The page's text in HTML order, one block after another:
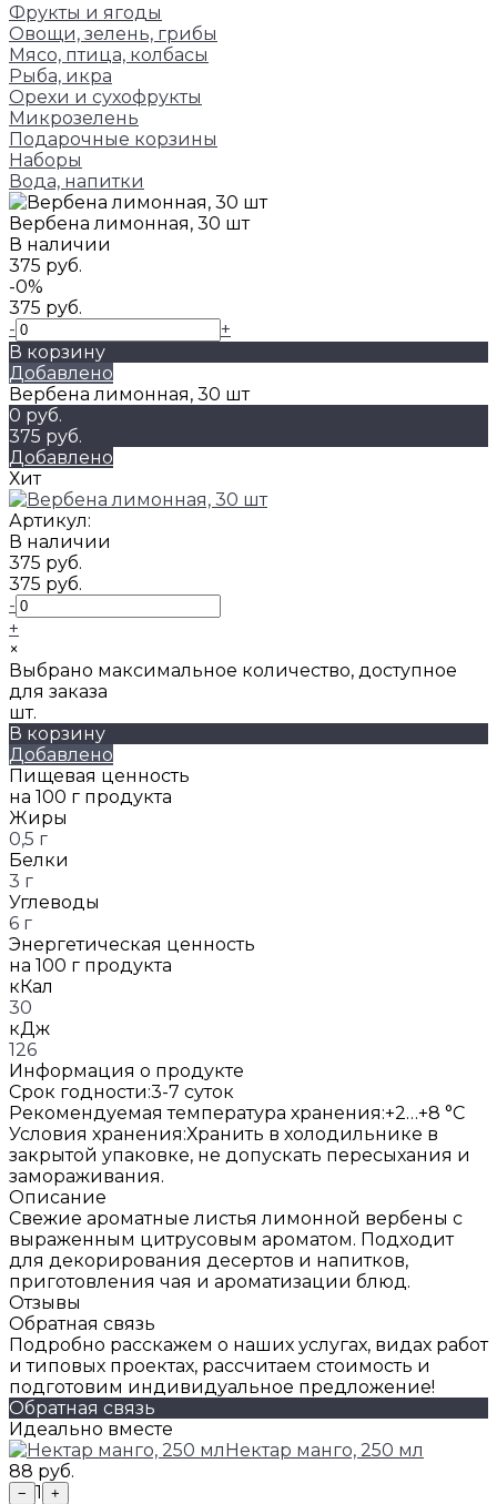
Фрукты и ягоды
Овощи, зелень, грибы
Мясо, птица, колбасы
Рыба, икра
Орехи и сухофрукты
Микрозелень
Подарочные корзины
Наборы
Вода, напитки
Вербена лимонная, 30 шт
В наличии
375 руб.
-0%
375 руб.
-
+
В корзину
Добавлено
Вербена лимонная, 30 шт
0 руб.
375 руб.
Добавлено
Хит
Артикул:
В наличии
375 руб.
375 руб.
-
+
×
Выбрано максимальное количество, доступное
для заказа
шт.
В корзину
Добавлено
Пищевая ценность
на 100 г продукта
Жиры
0,5 г
Белки
3 г
Углеводы
6 г
Энергетическая ценность
на 100 г продукта
кКал
30
кДж
126
Информация о продукте
Срок годности:3-7 суток
Рекомендуемая температура хранения:+2…+8 °C
Условия хранения:Хранить в холодильнике в
закрытой упаковке, не допускать пересыхания и
замораживания.
Описание
Свежие ароматные листья лимонной вербены с
выраженным цитрусовым ароматом. Подходит
для декорирования десертов и напитков,
приготовления чая и ароматизации блюд.
Отзывы
Обратная связь
Подробно расскажем о наших услугах, видах работ
и типовых проектах, рассчитаем стоимость и
подготовим индивидуальное предложение!
Обратная связь
Идеально вместе
Нектар манго, 250 мл
88 руб.
− 1 +